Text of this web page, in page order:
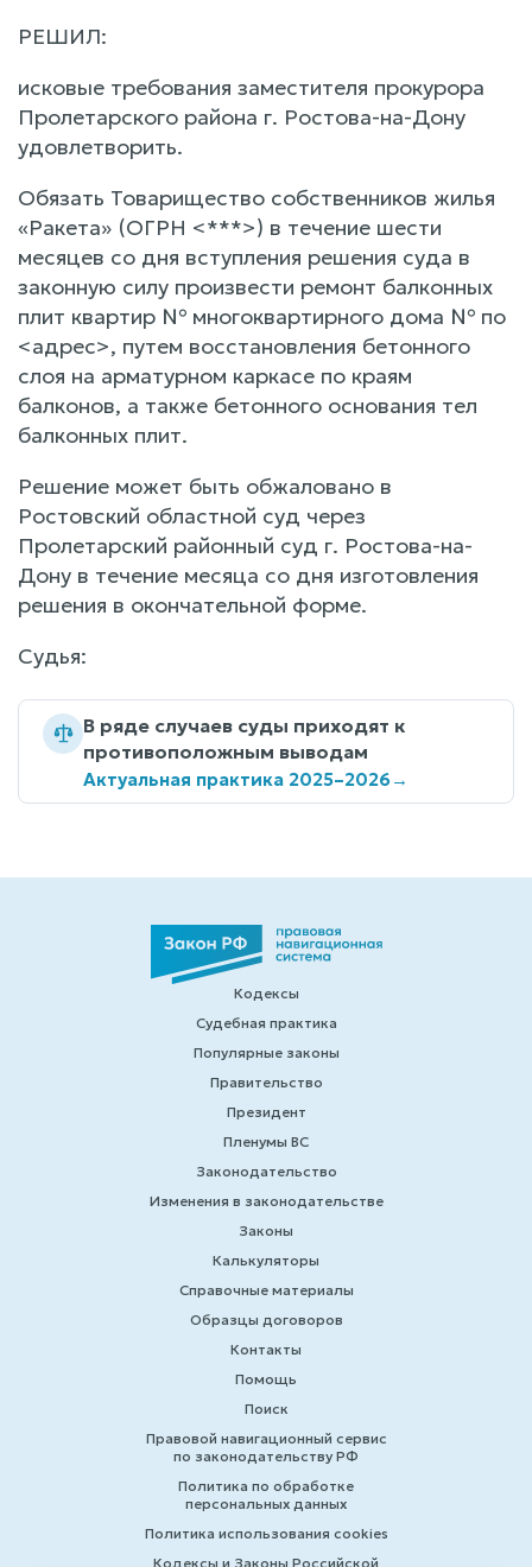
РЕШИЛ:
исковые требования заместителя прокурора
Пролетарского района г. Ростова-на-Дону
удовлетворить.
Обязать Товарищество собственников жилья
«Ракета» (ОГРН <***>) в течение шести
месяцев со дня вступления решения суда в
законную силу произвести ремонт балконных
плит квартир № многоквартирного дома № по
<адрес>, путем восстановления бетонного
слоя на арматурном каркасе по краям
балконов, а также бетонного основания тел
балконных плит.
Решение может быть обжаловано в
Ростовский областной суд через
Пролетарский районный суд г. Ростова-на-
Дону в течение месяца со дня изготовления
решения в окончательной форме.
Судья:
В ряде случаев суды приходят к
противоположным выводам
Актуальная практика 2025–2026→
Кодексы
Судебная практика
Популярные законы
Правительство
Президент
Пленумы ВС
Законодательство
Изменения в законодательстве
Законы
Калькуляторы
Справочные материалы
Образцы договоров
Контакты
Помощь
Поиск
Правовой навигационный сервис
по законодательству РФ
Политика по обработке
персональных данных
Политика использования cookies
Кодексы и Законы Российской